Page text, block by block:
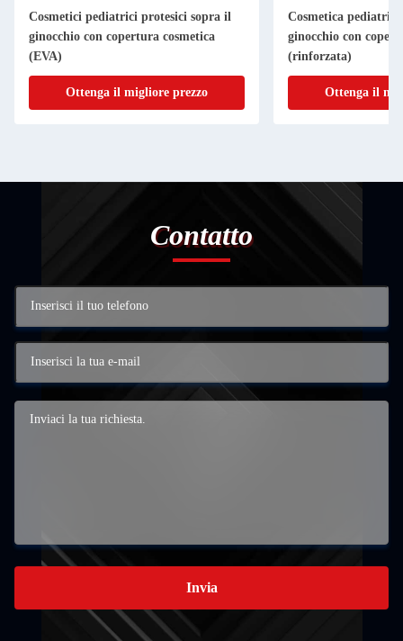
Cosmetici pediatrici protesici sopra il
ginocchio con copertura cosmetica
(EVA)
Ottenga il migliore prezzo
Cosmetica
ginocchio con
(rinforzata)
Ottenga il
Contatto
Invia